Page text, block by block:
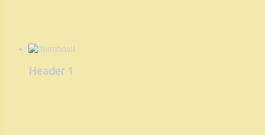
Header 1